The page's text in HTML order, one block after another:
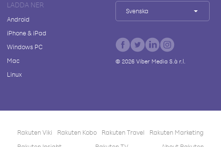
LADDA NER
Android
iPhone & iPad
Windows PC
Mac
Linux
Svenska
© 2026Viber Media S.à r.l.
Rakuten Viki Rakuten Kobo Rakuten Travel
Rakuten Marketing